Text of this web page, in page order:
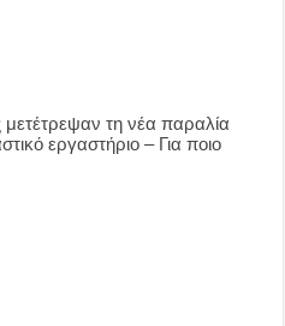
τη νέα παραλία
εργαστήριο – Για ποιο